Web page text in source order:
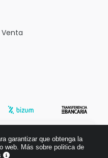
opiniones >
garantizar que obtenga la
web. Más sobre politica de